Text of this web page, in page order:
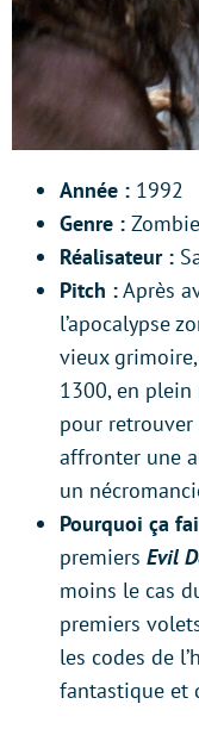
Année : 1992
Genre :
Réalisateur :
Pitch :Après
l’apocalypse
vieux
1300, en
pour
affronter une
un
Pourquoi ça
premiers Evil
moins le cas
premiers
les codes de
fantastique et